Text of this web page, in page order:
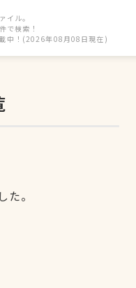
イル。
で検索！
中！(2026年08月08日現在)
。